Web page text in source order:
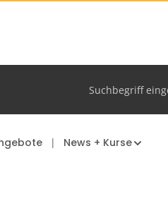
News + Kurse